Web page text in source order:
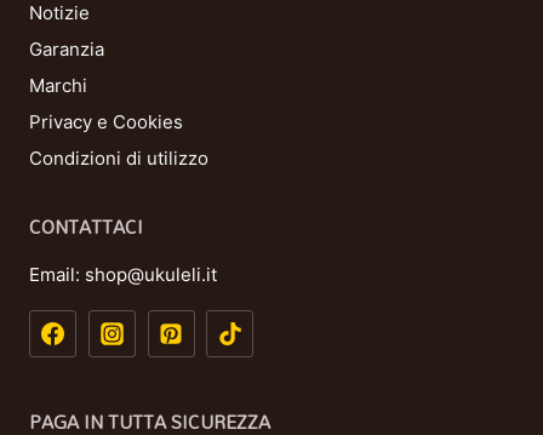
Notizie
Garanzia
Marchi
Privacy e Cookies
Condizioni di utilizzo
CONTATTACI
Email: shop@ukuleli.it
PAGA IN TUTTA SICUREZZA